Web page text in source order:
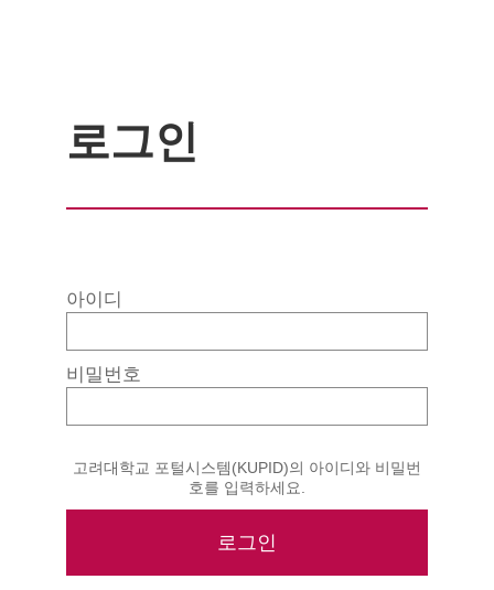
로그인
아이디
비밀번호
고려대학교 포털시스템(KUPID)의 아이디와 비밀번
호를 입력하세요.